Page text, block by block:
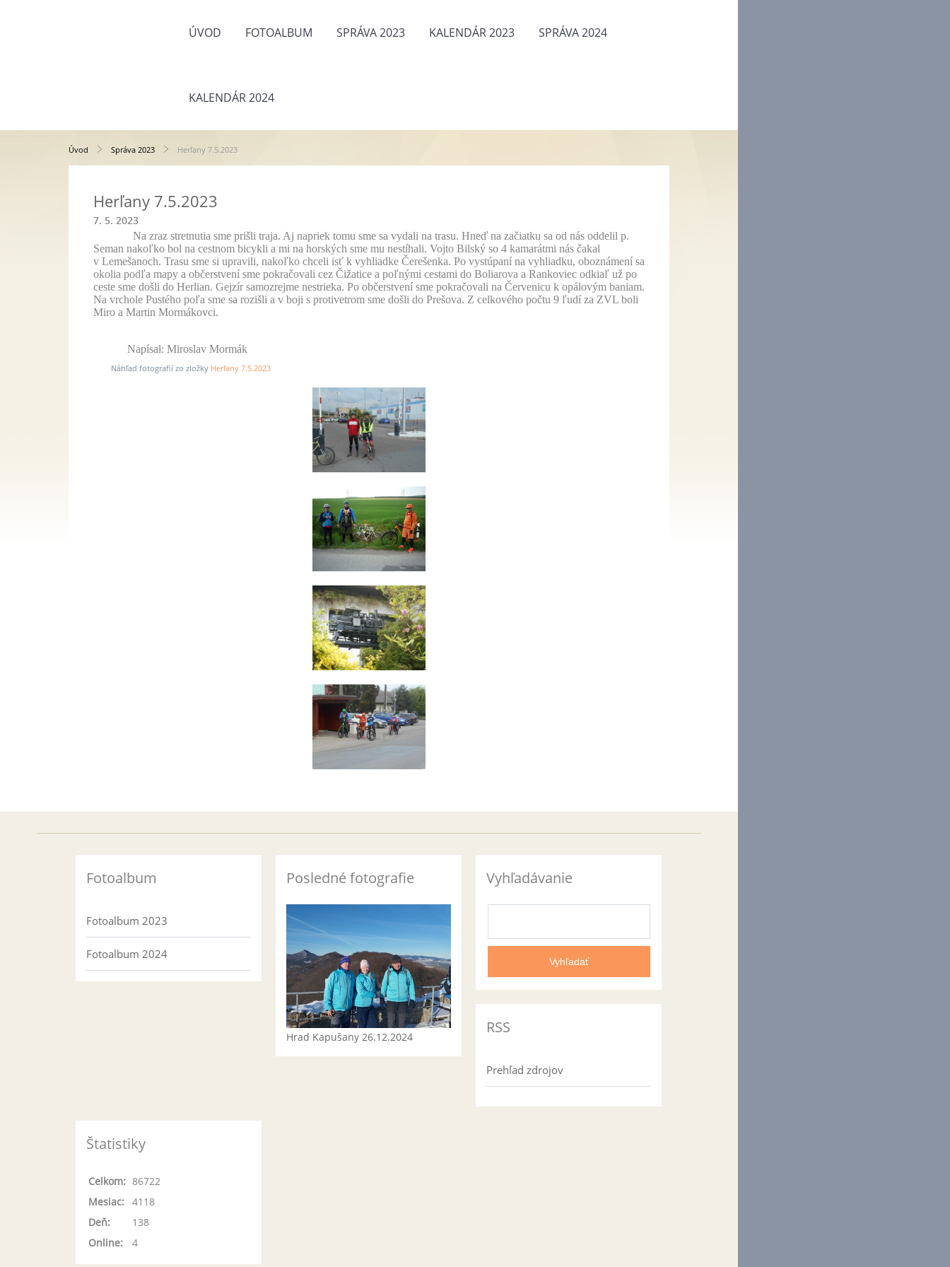
ÚVOD FOTOALBUM SPRÁVA 2023 KALENDÁR 2023 SPRÁVA 2024
KALENDÁR 2024
Úvod Správa 2023 Herľany 7.5.2023
Herľany 7.5.2023
7. 5. 2023
Na zraz stretnutia sme prišli traja. Aj napriek tomu sme sa vydali na trasu. Hneď na začiatku sa od nás oddelil p.
Seman nakoľko bol na cestnom bicykli a mi na horských sme mu nestíhali. Vojto Bilský so 4 kamarátmi nás čakal
v Lemešanoch. Trasu sme si upravili, nakoľko chceli isť k vyhliadke Čerešenka. Po vystúpaní na vyhliadku, oboznámení sa
okolia podľa mapy a občerstvení sme pokračovali cez Čižatice a poľnými cestami do Boliarova a Rankoviec odkiaľ už po
ceste sme došli do Herlian. Gejzír samozrejme nestrieka. Po občerstvení sme pokračovali na Červenicu k opálovým baniam.
Na vrchole Pustého poľa sme sa rozišli a v boji s protivetrom sme došli do Prešova. Z celkového počtu 9 ľudí za ZVL boli
Miro a Martin Mormákovci.
Napísal: Miroslav Mormák
Náhľad fotografií zo zložky Herľany 7.5.2023
Fotoalbum
Fotoalbum 2023
Fotoalbum 2024
Posledné fotografie
Hrad Kapušany 26.12.2024
Vyhľadávanie
RSS
Prehľad zdrojov
Štatistiky
Online: 4
Celkom: 86722
Mesiac: 4118
Deň:
138